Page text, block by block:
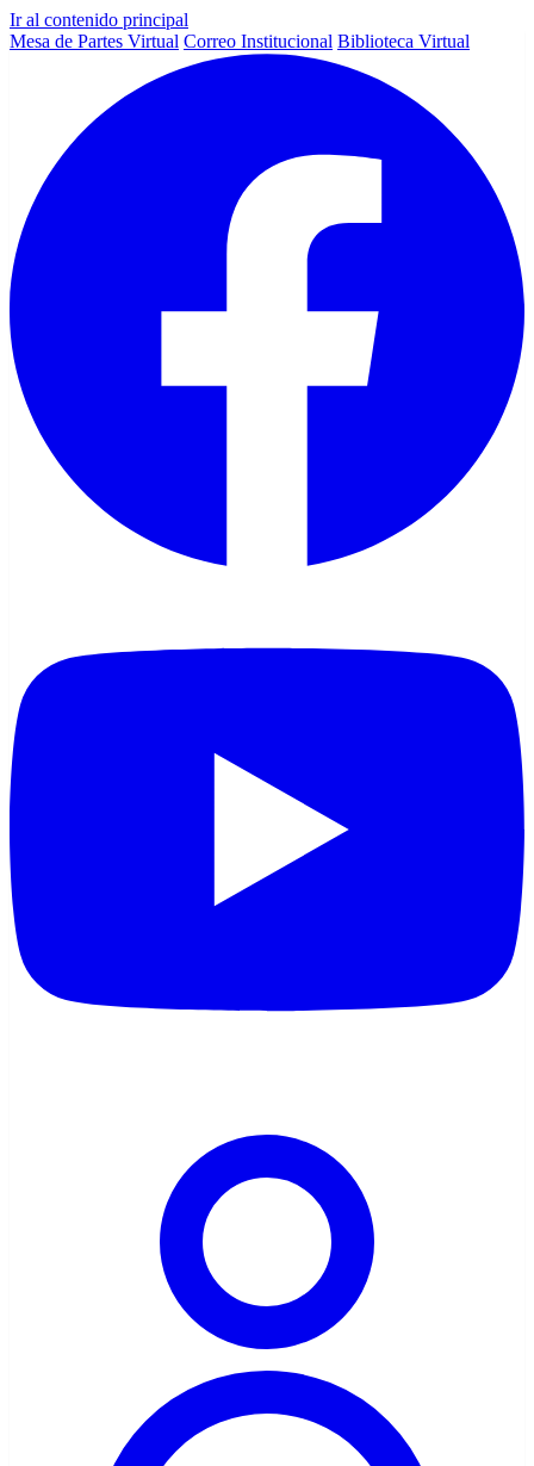
Ir al contenido principal
Mesa de Partes Virtual Correo Institucional Biblioteca Virtual